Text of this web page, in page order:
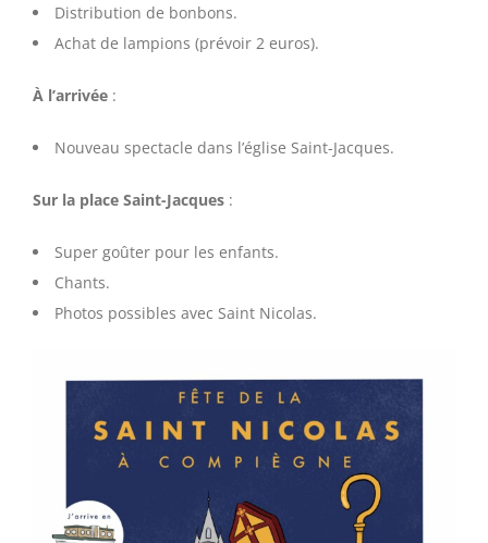
Distribution de bonbons.
Achat de lampions (prévoir 2 euros).
À l’arrivée:
Nouveau spectacle dans l’église Saint-Jacques.
Sur la place Saint-Jacques:
Super goûter pour les enfants.
Chants.
Photos possibles avec Saint Nicolas.